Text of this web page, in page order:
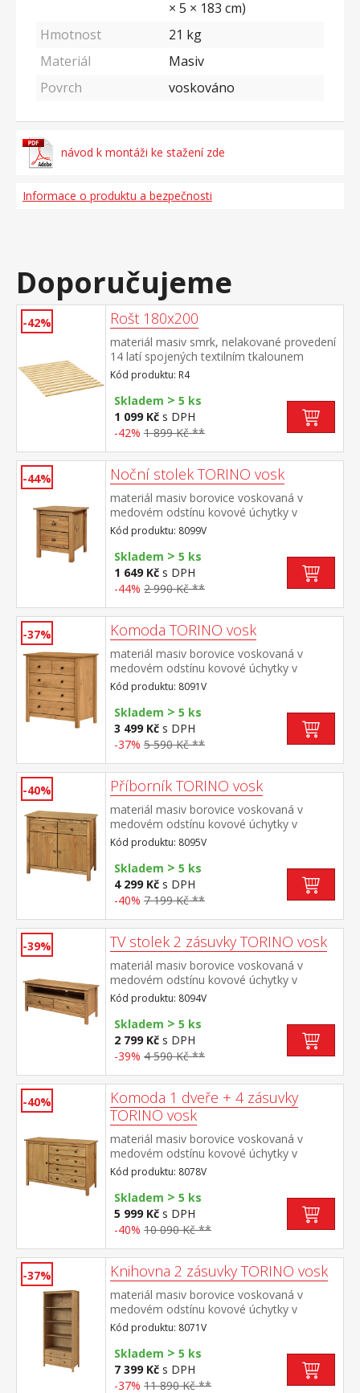
× 5 × 183 cm)
Hmotnost
21 kg
Materiál
Masiv
Povrch
voskováno
návod k montáži ke stažení zde
Informace o produktu a bezpečnosti
Doporučujeme
-42% Rošt 180x200
materiál masiv smrk, nelakované provedení
14 latí spojených textilním tkalounem
Kód produktu: R4
Skladem > 5 ks
1 099 Kč s DPH
-42% 1 899 Kč **
-44% Noční stolek TORINO vosk
materiál masiv borovice voskovaná v
medovém odstínu kovové úchytky v
barevném provedení černěná mosaz 2
zásuvky s kovovými pojezdy
Kód produktu: 8099V
Skladem > 5 ks
1 649 Kč s DPH
-44% 2 990 Kč **
-37% Komoda TORINO vosk
materiál masiv borovice voskovaná v
medovém odstínu kovové úchytky v
barevném provedení černěná mosaz 2
menší a 3 větší zásuvky s kovovými pojezdy
Kód produktu: 8091V
Skladem > 5 ks
3 499 Kč s DPH
-37% 5 590 Kč **
-40% Příborník TORINO vosk
materiál masiv borovice voskovaná v
medovém odstínu kovové úchytky v
barevném provedení černěná mosaz 2
zásuvky s kovovými pojezdy, 2 plné dveře,
1 police vhodný doplněk nástavec 8096V
Kód produktu: 8095V
Skladem > 5 ks
4 299 Kč s DPH
-40% 7 199 Kč **
-39% TV stolek 2 zásuvky TORINO vosk
materiál masiv borovice voskovaná v
medovém odstínu kovové úchytky v
barevném provedení černěná mosaz 2
zásuvky s kovovými pojezdy, 1
police maximální doporučené zatížení horní
desky do 50 kg
Kód produktu: 8094V
Skladem > 5 ks
2 799 Kč s DPH
-39% 4 590 Kč **
-40%
Komoda 1 dveře + 4 zásuvky
TORINO vosk
materiál masiv borovice voskovaná v
medovém odstínu kovové úchytky v
barevném provedení černěná mosaz 1
dvířka a 4 zásuvky s kovovými pojezdy
Kód produktu: 8078V
Skladem > 5 ks
5 999 Kč s DPH
-40% 10 090 Kč **
-37% Knihovna 2 zásuvky TORINO vosk
materiál masiv borovice voskovaná v
medovém odstínu kovové úchytky v
barevném provedení černěná mosaz tři
police, dvě zásuvky s kovovými pojezdy
Kód produktu: 8071V
Skladem > 5 ks
7 399 Kč s DPH
-37% 11 890 Kč **